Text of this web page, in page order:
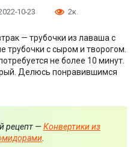
10-23 2к.
— трубочки из лаваша с
трубочки с сыром и творогом.
не более 10 минут.
Делюсь понравившимся
рецепт — Конвертики из
.